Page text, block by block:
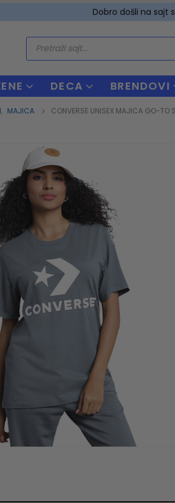
Dobro došli na sajt
Products
search
DECA BRENDOVI
, MAJICA CONVERSE UNISEX MAJICA GO-TO